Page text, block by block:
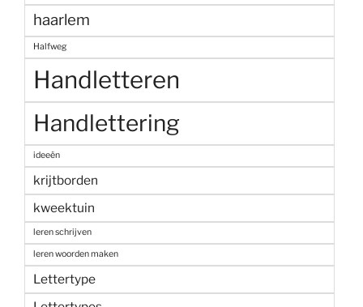
haarlem
Halfweg
Handletteren
Handlettering
ideeën
krijtborden
kweektuin
leren schrijven
leren woorden maken
Lettertype